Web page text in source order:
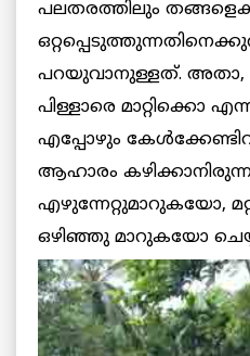
പലതരത്തിലും
പറയുവാനുള്ളത്. അതാ,
പിള്ളാരെ മാറ്റിക്കൊ
എപ്പോഴും
ആഹാരം
എഴുന്നേറ്റുമാറുകയോ,
ഒഴിഞ്ഞു മാറുകയോ